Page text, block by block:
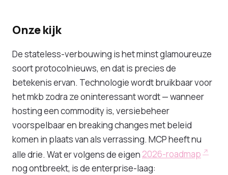
Onze kijk
De stateless-verbouwing is het minst glamoureuze
soort protocolnieuws, en dat is precies de
betekenis ervan. Technologie wordt bruikbaar voor
het mkb zodra ze oninteressant wordt — wanneer
hosting een commodity is, versiebeheer
voorspelbaar en breaking changes met beleid
komen in plaats van als verrassing. MCP heeft nu
alle drie. Wat er volgens de eigen 2026-roadmap
nog ontbreekt, is de enterprise-laag: